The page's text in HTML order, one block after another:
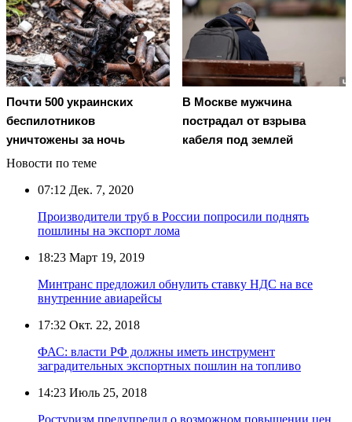
Почти 500 украинских
беспилотников
уничтожены за ночь
В Москве мужчина
пострадал от взрыва
кабеля под землей
Новости по теме
07:12 Дек. 7, 2020
Производители труб в России попросили поднять
пошлины на экспорт лома
18:23 Март 19, 2019
Минтранс предложил обнулить ставку НДС на все
внутренние авиарейсы
17:32 Окт. 22, 2018
ФАС: власти РФ должны иметь инструмент
заградительных экспортных пошлин на топливо
14:23 Июль 25, 2018
Ростуризм предупредил о возможном повышении цен